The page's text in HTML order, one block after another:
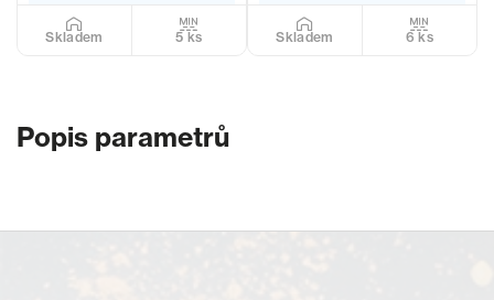
Skladem 5 ks Skladem 6 ks
Popis parametrů